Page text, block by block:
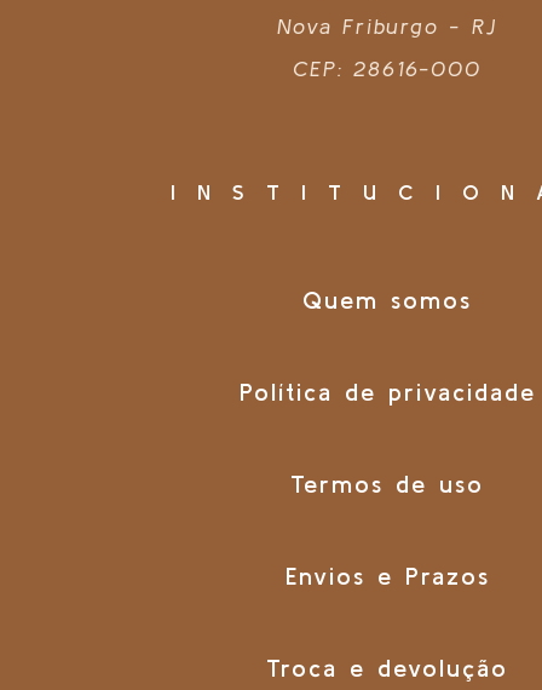
Nova Friburgo - RJ
CEP: 28616-000
Quem somos
Política de privacidade
Termos de uso
Envios e Prazos
Troca e devolução